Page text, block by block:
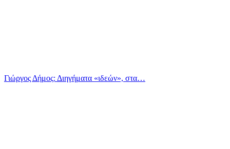
Γιώργος Δήμος: Διηγήματα «ιδεών», στα…